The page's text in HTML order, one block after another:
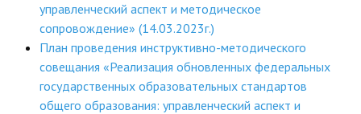
управленческий аспект и методическое
сопровождение» (14.03.2023г.)
План проведения инструктивно-методического
совещания «Реализация обновленных федеральных
государственных образовательных стандартов
общего образования: управленческий аспект и